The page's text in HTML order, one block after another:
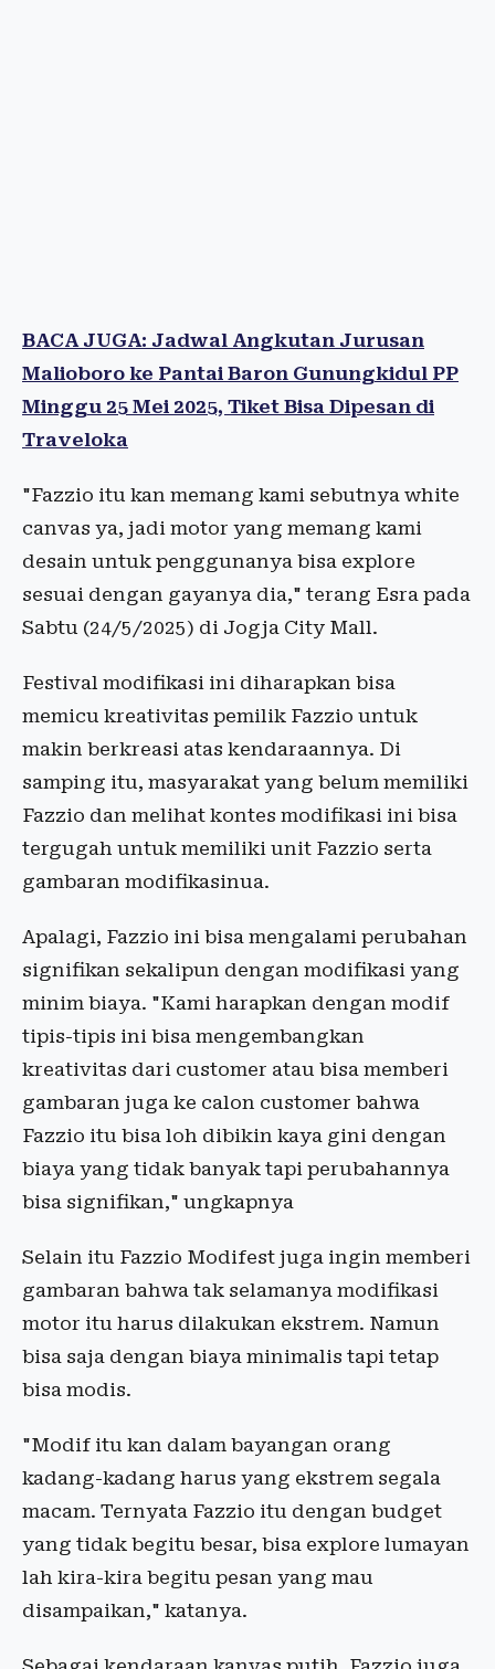
BACA JUGA: Jadwal Angkutan Jurusan
Malioboro ke Pantai Baron Gunungkidul PP
Minggu 25 Mei 2025, Tiket Bisa Dipesan di
Traveloka
"Fazzio itu kan memang kami sebutnya white
canvas ya, jadi motor yang memang kami
desain untuk penggunanya bisa explore
sesuai dengan gayanya dia," terang Esra pada
Sabtu (24/5/2025) di Jogja City Mall.
Festival modifikasi ini diharapkan bisa
memicu kreativitas pemilik Fazzio untuk
makin berkreasi atas kendaraannya. Di
samping itu, masyarakat yang belum memiliki
Fazzio dan melihat kontes modifikasi ini bisa
tergugah untuk memiliki unit Fazzio serta
gambaran modifikasinua.
Apalagi, Fazzio ini bisa mengalami perubahan
signifikan sekalipun dengan modifikasi yang
minim biaya. "Kami harapkan dengan modif
tipis-tipis ini bisa mengembangkan
kreativitas dari customer atau bisa memberi
gambaran juga ke calon customer bahwa
Fazzio itu bisa loh dibikin kaya gini dengan
biaya yang tidak banyak tapi perubahannya
bisa signifikan," ungkapnya
Selain itu Fazzio Modifest juga ingin memberi
gambaran bahwa tak selamanya modifikasi
motor itu harus dilakukan ekstrem. Namun
bisa saja dengan biaya minimalis tapi tetap
bisa modis.
"Modif itu kan dalam bayangan orang
kadang-kadang harus yang ekstrem segala
macam. Ternyata Fazzio itu dengan budget
yang tidak begitu besar, bisa explore lumayan
lah kira-kira begitu pesan yang mau
disampaikan," katanya.